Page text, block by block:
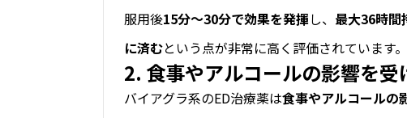
服用後15分～30分で効果を発揮し、 最大36時間
に済むという点が非常に高く評価されています。
2. 食事やアルコールの影響を受
バイアグラ系のED治療薬は食事やアルコールの